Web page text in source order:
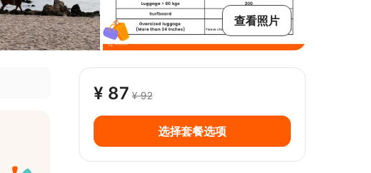
查看照片
¥ 87 ¥ 92
选择套餐选项